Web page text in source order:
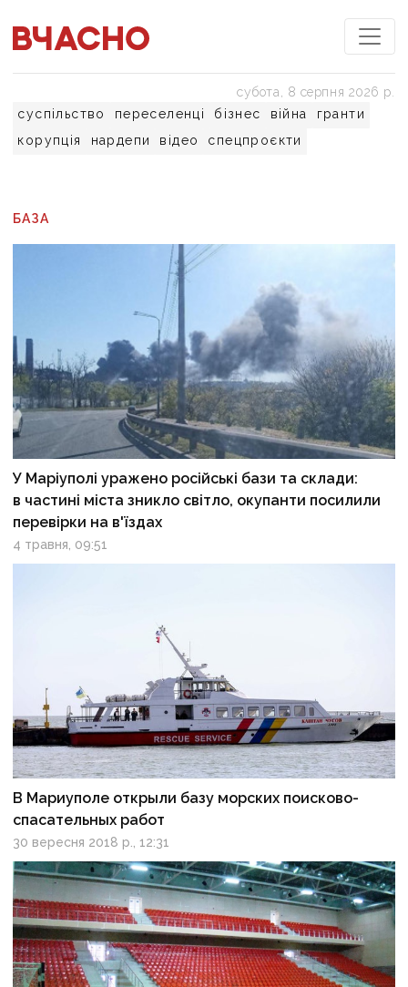
суспільство переселенці бізнес війна
гранти
корупція
нардепи відео спецпроєкти
субота, 8 серпня 2026 р.
БАЗА
У Маріуполі уражено російські бази та склади:
в частині міста зникло світло, окупанти посилили
перевірки на в'їздах
4 травня, 09:51
В Мариуполе открыли базу морских поисково-
спасательных работ
30 вересня 2018 р., 12:31